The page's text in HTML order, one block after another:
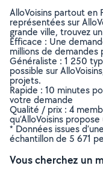
AlloVoisins partout
représentées sur
grande ville, trouvez
Efficace : Une
millions de demandes
Généraliste : 1 250
possible sur
projets.
Rapide : 10 minutes
votre demande
Qualité / prix : 4
qu’AlloVoisins
* Données issues
échantillon de 5 671
Vous cherchez un